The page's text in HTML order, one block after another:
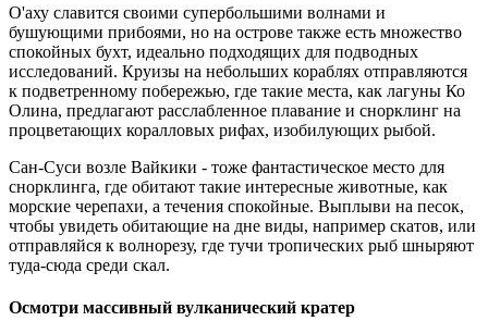
О'аху славится своими супербольшими волнами и
бушующими прибоями, но на острове также есть множество
спокойных бухт, идеально подходящих для подводных
исследований. Круизы на небольших кораблях отправляются
к подветренному побережью, где такие места, как лагуны Ко
Олина, предлагают расслабленное плавание и снорклинг на
процветающих коралловых рифах, изобилующих рыбой.
Сан-Суси возле Вайкики - тоже фантастическое место для
снорклинга, где обитают такие интересные животные, как
морские черепахи, а течения спокойные. Выплыви на песок,
чтобы увидеть обитающие на дне виды, например скатов, или
отправляйся к волнорезу, где тучи тропических рыб шныряют
туда-сюда среди скал.
Осмотри массивный вулканический кратер